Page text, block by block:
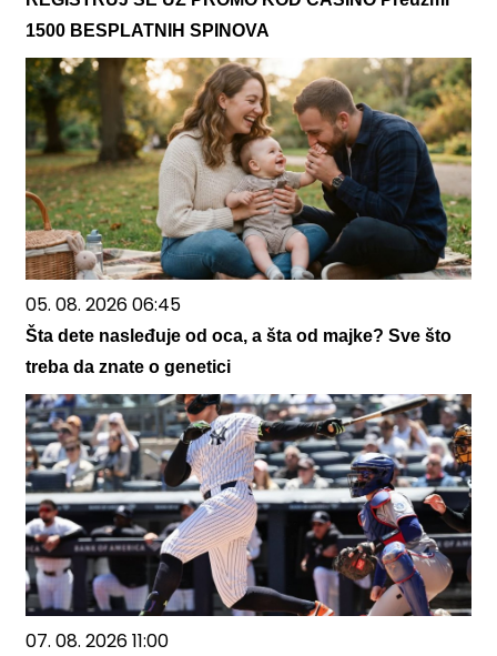
1500 BESPLATNIH SPINOVA
05. 08. 2026 06:45
Šta dete nasleđuje od oca, a šta od majke? Sve što
treba da znate o genetici
07. 08. 2026 11:00